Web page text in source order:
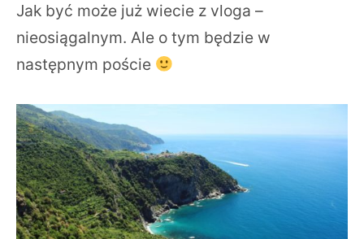
Jak być może już wiecie z vloga –
nieosiągalnym. Ale o tym będzie w
następnym poście